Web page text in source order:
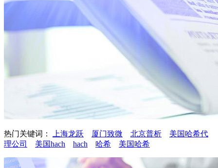
热门关键词： 上海龙跃 厦门致微 北京普析
美国哈希代
理公司
美国hach hach 哈希 美国哈希